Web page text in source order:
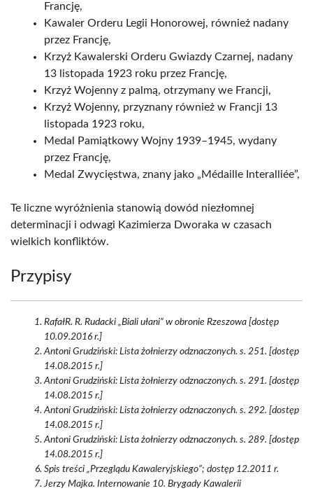
Francję,
Kawaler Orderu Legii Honorowej, również nadany
przez Francję,
Krzyż Kawalerski Orderu Gwiazdy Czarnej, nadany
13 listopada 1923 roku przez Francję,
Krzyż Wojenny z palmą, otrzymany we Francji,
Krzyż Wojenny, przyznany również w Francji 13
listopada 1923 roku,
Medal Pamiątkowy Wojny 1939–1945, wydany
przez Francję,
Medal Zwycięstwa, znany jako „Médaille Interalliée”,
Te liczne wyróżnienia stanowią dowód niezłomnej
determinacji i odwagi Kazimierza Dworaka w czasach
wielkich konfliktów.
Przypisy
RafałR. R. Rudacki „Biali ułani” w obronie Rzeszowa [dostęp
10.09.2016 r.]
Antoni Grudziński: Lista żołnierzy odznaczonych. s. 251. [dostęp
14.08.2015 r.]
Antoni Grudziński: Lista żołnierzy odznaczonych. s. 291. [dostęp
14.08.2015 r.]
Antoni Grudziński: Lista żołnierzy odznaczonych. s. 292. [dostęp
14.08.2015 r.]
Antoni Grudziński: Lista żołnierzy odznaczonych. s. 289. [dostęp
14.08.2015 r.]
Spis treści „Przeglądu Kawaleryjskiego”; dostęp 12.2011 r.
Jerzy Majka. Internowanie 10. Brygady Kawalerii